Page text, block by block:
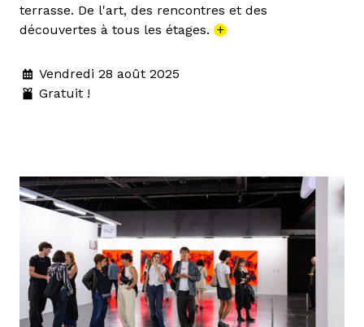
terrasse. De l'art, des rencontres et des
découvertes à tous les étages. +
Vendredi 28 août 2025
Gratuit !